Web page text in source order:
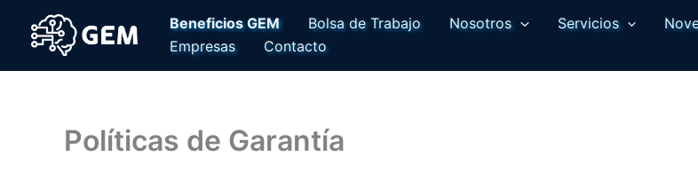
contenido
Beneficios GEM Bolsa de Trabajo Nosotros Servicios
Empresas
Contacto
Políticas de Garantía